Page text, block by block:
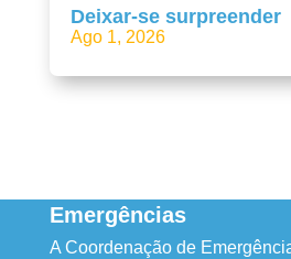
Deixar-se surpreender
Ago 1, 2026
Emergências
A Coordenação de